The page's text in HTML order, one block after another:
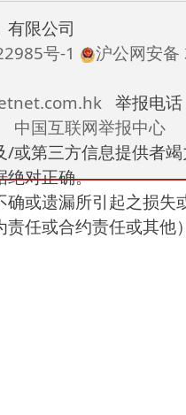
有限公司
号-1
沪公网安
举报电
中国互联网举报中心
或第三方信息提供者
绝对正确。
确或遗漏所引起之损失
责任或合约责任或其